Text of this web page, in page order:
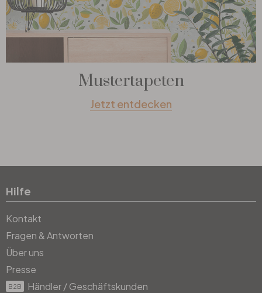
Mustertapeten
Jetzt entdecken
Hilfe
Kontakt
Fragen & Antworten
Über uns
Presse
B2B Händler / Geschäftskunden